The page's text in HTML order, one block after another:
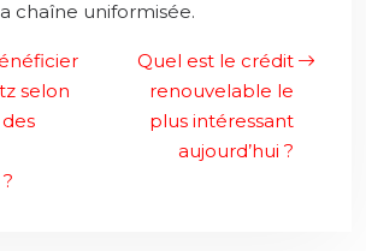
chaîne uniformisée.
selon
Quel est le crédit
renouvelable le
plus intéressant
aujourd’hui ?